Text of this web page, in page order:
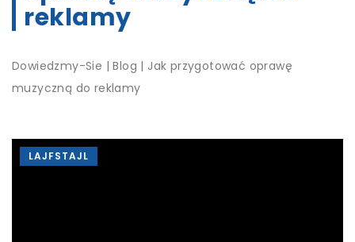
reklamy
Dowiedzmy-Sie |Blog | Jak przygotować oprawę
muzyczną do reklamy
LAJFSTAJL